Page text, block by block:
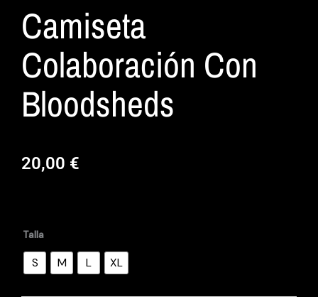
Camiseta
Colaboración Con
Bloodsheds
20,00 €
Talla
S M L XL
con
cantidad